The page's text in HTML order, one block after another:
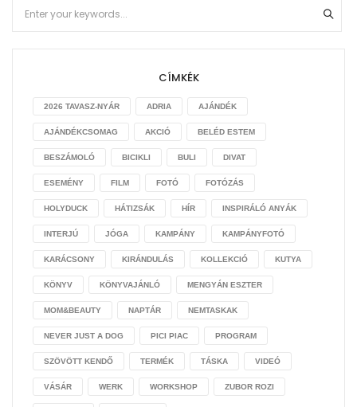
CÍMKÉK
2026 TAVASZ-NYÁR ADRIA AJÁNDÉK
AJÁNDÉKCSOMAG AKCIÓ BELÉD ESTEM
BESZÁMOLÓ BICIKLI BULI DIVAT
ESEMÉNY FILM FOTÓ FOTÓZÁS
HOLYDUCK HÁTIZSÁK HÍR INSPIRÁLÓ ANYÁK
INTERJÚ JÓGA KAMPÁNY KAMPÁNYFOTÓ
KARÁCSONY KIRÁNDULÁS KOLLEKCIÓ KUTYA
KÖNYV KÖNYVAJÁNLÓ MENGYÁN ESZTER
MOM&BEAUTY NAPTÁR NEMTASKAK
NEVER JUST A DOG PICI PIAC PROGRAM
SZÖVÖTT KENDŐ TERMÉK TÁSKA VIDEÓ
VÁSÁR WERK WORKSHOP ZUBOR ROZI